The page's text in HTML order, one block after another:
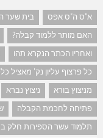
א"ס ה"ס אפס בית שער
האם מותר ללמוד קבלה?
ואחריו הכתר הנקרא תהו
כל פרצוף עליון נק' מאציל
מניצוץ בורא
ניצוץ נברא
פתיחה לחכמת הקבלה
תלמוד עשר הספירות חלק ב